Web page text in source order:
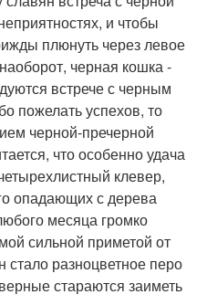
и чтобы
плюнуть через левое
черная кошка -
встрече с черным
пожелать успехов, то
черной-пречерной
что особенно удача
клевер,
опадающих с дерева
месяца громко
сильной приметой от
стало разноцветное перо
стараются заиметь